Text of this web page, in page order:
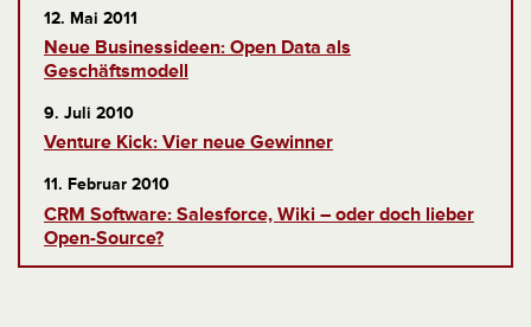
12. Mai 2011
Neue Businessideen: Open Data als
Geschäftsmodell
9. Juli 2010
Venture Kick: Vier neue Gewinner
11. Februar 2010
CRM Software: Salesforce, Wiki – oder doch lieber
Open-Source?